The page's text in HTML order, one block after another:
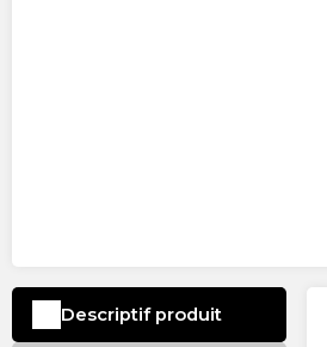
Descriptif produit